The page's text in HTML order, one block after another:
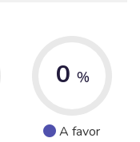
0 %
A favor